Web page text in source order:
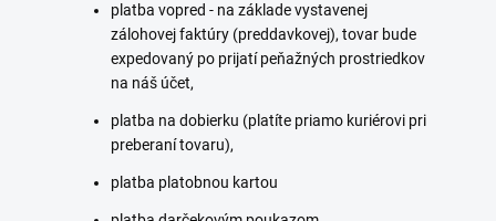
platba vopred - na základe vystavenej
zálohovej faktúry (preddavkovej), tovar bude
expedovaný po prijatí peňažných prostriedkov
na náš účet,
platba na dobierku (platíte priamo kuriérovi pri
preberaní tovaru),
platba platobnou kartou